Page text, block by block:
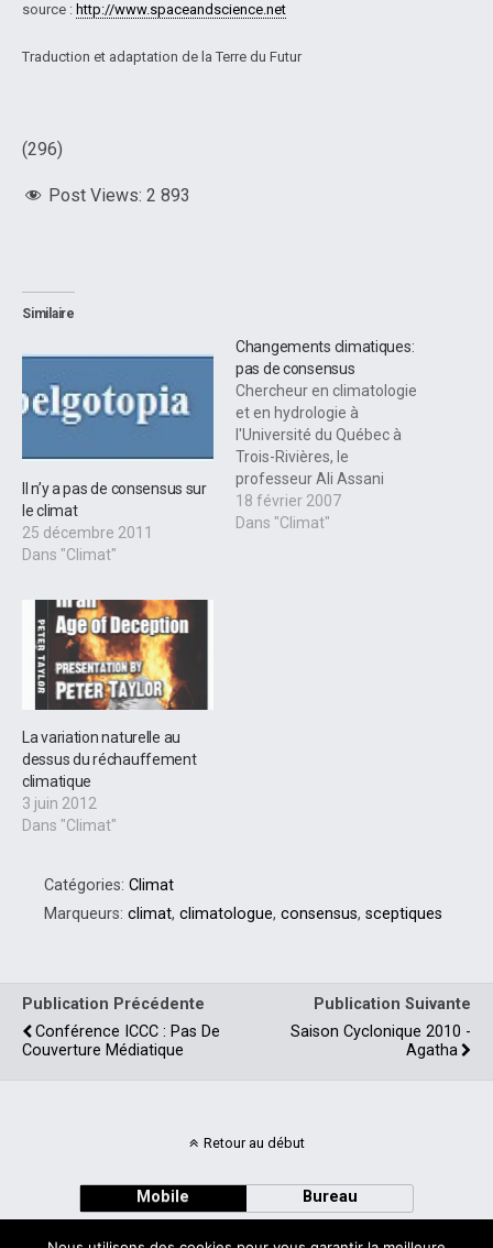
source : http://www.spaceandscience.net
Traduction et adaptation de la Terre du Futur
(296)
Post Views: 2 893
Similaire
Il n’y a pas de consensus sur
le climat
25 décembre 2011
Dans "Climat"
Changements climatiques:
pas de consensus
Chercheur en climatologie
et en hydrologie à
l'Université du Québec à
Trois-Rivières, le
professeur Ali Assani
affirme qu'il est faux de
prétendre qu'il existe un
18 février 2007
Dans "Climat"
La variation naturelle au
dessus du réchauffement
climatique
3 juin 2012
Dans "Climat"
Catégories: Climat
Marqueurs: climat, climatologue, consensus, sceptiques
Publication Précédente
Conférence ICCC : Pas De
Couverture Médiatique
Publication Suivante
Saison Cyclonique 2010 -
Agatha
Retour au début
Mobile Bureau